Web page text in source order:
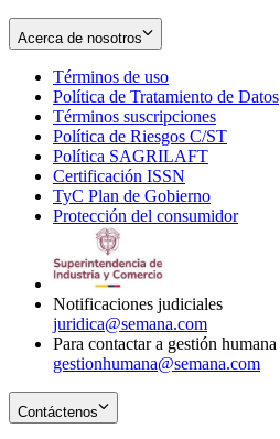
Acerca de nosotros
Términos de uso
in
new
window
Política de Tratamiento de Datos
Términos suscripciones
in
Política de Riesgos C/ST
Política SAGRILAFT
new
window
Certificación ISSN
in
new
TyC Plan de Gobierno
in
Protección del consumidorOpens
Notificaciones judiciales
juridica@semana.com
Para contactar a gestión humana
gestionhumana@semana.com
Contáctenos